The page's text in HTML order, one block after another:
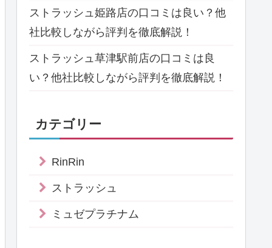
ストラッシュ姫路店の口コミは良い？他
社比較しながら評判を徹底解説！
ストラッシュ草津駅前店の口コミは良
い？他社比較しながら評判を徹底解説！
カテゴリー
RinRin
ストラッシュ
ミュゼプラチナム